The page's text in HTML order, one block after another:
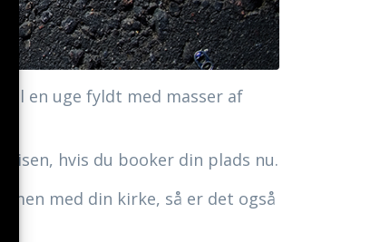
en uge fyldt med masser af
hvis du booker din plads nu.
med din kirke, så er det også